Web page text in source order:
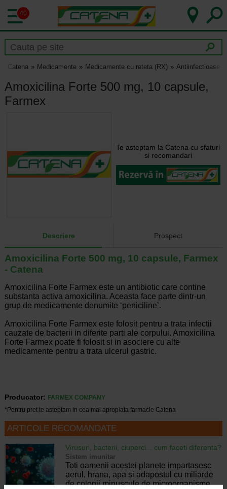
40
Catena Medicamente Medicamente cu reteta (RX) Antiinfectioase
Amoxicilina Forte 500 mg, 10 capsule,
Farmex
Te asteptam la Catena cu sfaturi
si recomandari
Descriere Prospect
Amoxicilina Forte 500 mg, 10 capsule, Farmex
- Catena
Amoxicilina Forte Farmex este un antibiotic care contine
substanta activa amoxicilina. Aceasta face parte dintr-un
grup de medicamente denumite ‘peniciline’.
Amoxicilina Forte Farmex este folosit pentru a trata infectii
cauzate de bacterii in diferite parti ale corpului. Amoxicilina
Forte Farmex poate fi folosit si in asociere cu alte
medicamente pentru a trata ulcerul gastric.
Producator:
FARMEX COMPANY
*Pentru pret te asteptam in cea mai apropiata farmacie Catena
ARTICOLE RECOMANDATE
Virusuri, bacterii, ciuperci... cum faceti diferenta?
Sistem imunitar
Toti oamenii acestei planete impartasesc
aerul, hrana, apa si adapostul cu miliarde
de colonii minuscule de microorganisme